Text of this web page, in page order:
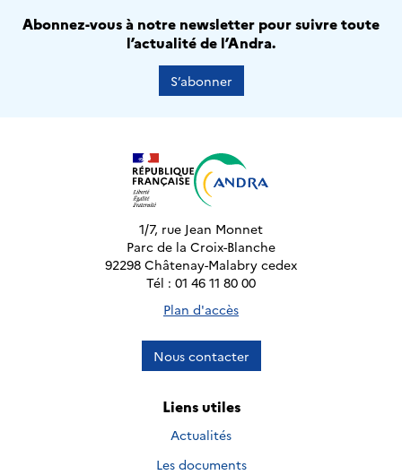
Abonnez-vous à notre newsletter pour suivre toute
l’actualité de l’Andra.
S’abonner
1/7, rue Jean Monnet
Parc de la Croix-Blanche
92298 Châtenay-Malabry cedex
Tél : 01 46 11 80 00
Plan d'accès
Nous contacter
Liens utiles
Actualités
Les documents